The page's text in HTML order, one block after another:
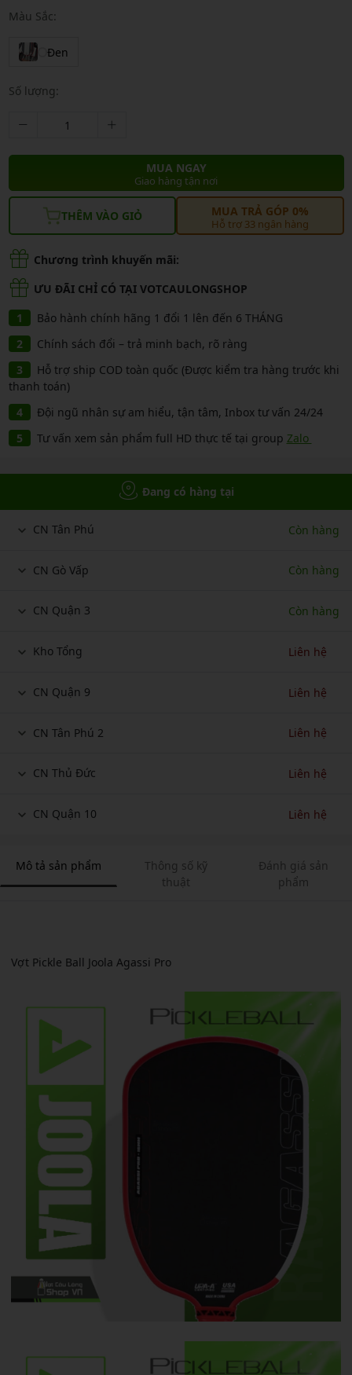
Màu Sắc:
Đen
Số lượng:
MUA NGAY
Giao hàng tận nơi
THÊM VÀO GIỎ MUA TRẢ GÓP 0%
Hỗ trợ 33 ngân hàng
Chương trình khuyến mãi:
ƯU ĐÃI CHỈ CÓ TẠI VOTCAULONGSHOP
Bảo hành chính hãng 1 đổi 1 lên đến 6 THÁNG
Chính sách đổi – trả minh bạch, rõ ràng
Hỗ trợ ship COD toàn quốc (Được kiểm tra hàng trước khi
thanh toán)
Đội ngũ nhân sự am hiểu, tận tâm, Inbox tư vấn 24/24
Tư vấn xem sản phẩm full HD thực tế tại group Zalo
Đang có hàng tại
CN Tân Phú Còn hàng
CN Gò Vấp Còn hàng
CN Quận 3 Còn hàng
Kho Tổng Liên hệ
CN Quận 9 Liên hệ
CN Tân Phú 2 Liên hệ
CN Thủ Đức Liên hệ
CN Quận 10 Liên hệ
Mô tả sản phẩm
Thông số kỹ
thuật
Đánh giá sản
phẩm
Vợt Pickle Ball Joola Agassi Pro